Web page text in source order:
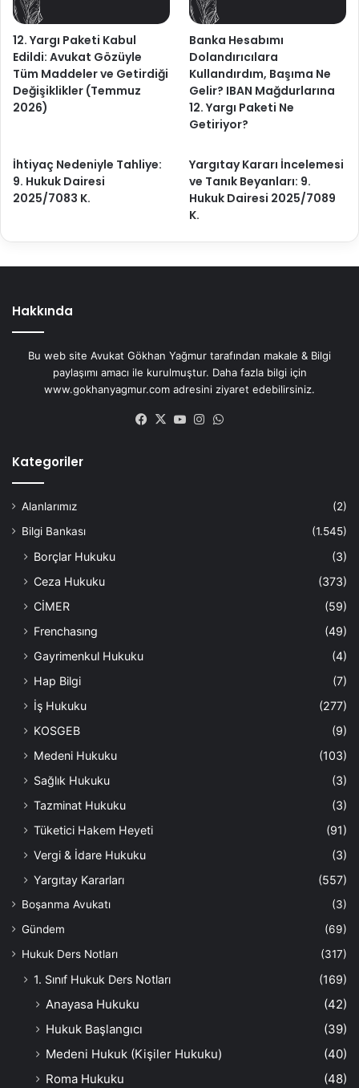
12. Yargı Paketi Kabul
Edildi: Avukat Gözüyle
Tüm Maddeler ve Getirdiği
Değişiklikler (Temmuz
2026)
Banka Hesabımı
Dolandırıcılara
Kullandırdım, Başıma Ne
Gelir? IBAN Mağdurlarına
12. Yargı Paketi Ne
Getiriyor?
İhtiyaç Nedeniyle Tahliye:
9. Hukuk Dairesi
2025/7083 K.
Yargıtay Kararı İncelemesi
ve Tanık Beyanları: 9.
Hukuk Dairesi 2025/7089
K.
Hakkında
Bu web site Avukat Gökhan Yağmur tarafından makale & Bilgi
paylaşımı amacı ile kurulmuştur. Daha fazla bilgi için
www.gokhanyagmur.com adresini ziyaret edebilirsiniz.
Facebook
X YouTubeInstagram
Kategoriler
Alanlarımız
(2)
Bilgi Bankası
(1.545)
Borçlar Hukuku
(3)
Ceza Hukuku
(373)
CİMER
(59)
Frenchasıng
(49)
Gayrimenkul Hukuku
(4)
Hap Bilgi
(7)
İş Hukuku
(277)
KOSGEB
(9)
Medeni Hukuku
(103)
Sağlık Hukuku
(3)
Tazminat Hukuku
(3)
Tüketici Hakem Heyeti
(91)
Vergi & İdare Hukuku
(3)
Yargıtay Kararları
(557)
Boşanma Avukatı
(3)
Gündem
(69)
Hukuk Ders Notları
(317)
1. Sınıf Hukuk Ders Notları (169)
Anayasa Hukuku
(42)
Hukuk Başlangıcı
(39)
Medeni Hukuk (Kişiler Hukuku)
(40)
Roma Hukuku
(48)